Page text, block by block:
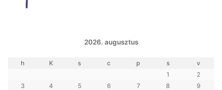
2026. augusztus
h K s c p s
v
1
2
3
4 5 6 7 8 9